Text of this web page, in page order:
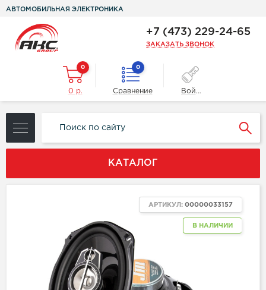
АВТОМОБИЛЬНАЯ ЭЛЕКТРОНИКА
+7 (473) 229-24-65
ЗАКАЗАТЬ ЗВОНОК
0
0 р.
0
Сравнение Войти
КАТАЛОГ
В НАЛИЧИИ
АРТИКУЛ: 00000033157